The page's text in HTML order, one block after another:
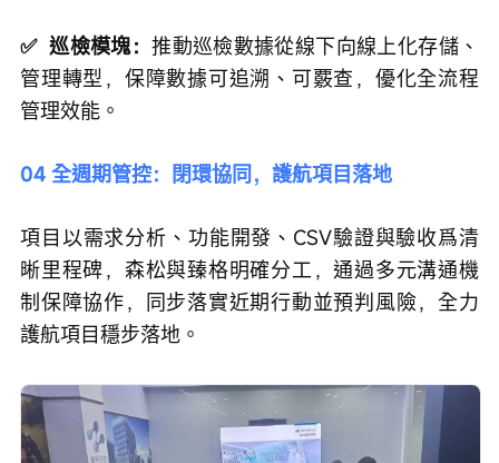
✅  巡檢模塊：推動巡檢數據從線下向線上化存儲、
管理轉型，保障數據可追溯、可覈查，優化全流程
管理效能。
04 全週期管控：閉環協同，護航項目落地
項目以需求分析、功能開發、CSV驗證與驗收爲清
晰里程碑，森松與臻格明確分工，通過多元溝通機
制保障協作，同步落實近期行動並預判風險，全力
護航項目穩步落地。